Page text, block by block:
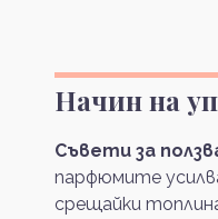
Начин на
Съвети за
парфюмите
срещайки